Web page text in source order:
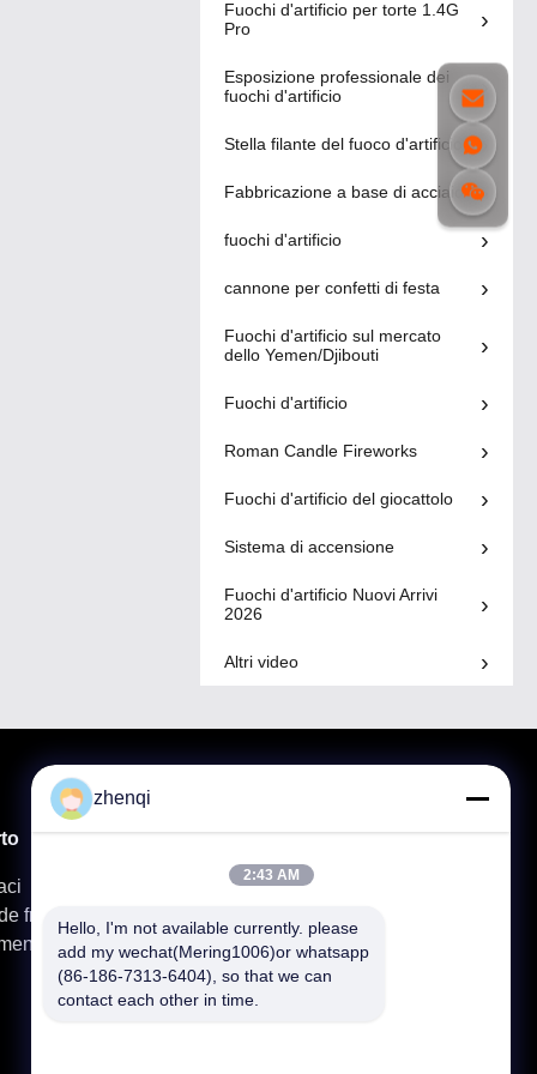
display,
mortaio da 8
pollici
00:23
25 colpi fuochi
Prezzo
economico
all'ingrosso
Colore Fumo
Torta diurna
d'artificio Fumo
smoke fireworks
5" Fireworks
Conchiglie Per
Celebrazione
Conchiglie
Esposizione
professionale dei
00:14
1.3g Display
professionale
Display
professionale 3
Shell 2025
Esposizione
professionale dei
Fuochi d'artificio per torte 1.4G
Pro
Esposizione professionale dei
fuochi d'artificio
Stella filante del fuoco d'artificio
Fabbricazione a base di acciaio
fuochi d'artificio
cannone per confetti di festa
Fuochi d'artificio sul mercato
dello Yemen/Djibouti
Fuochi d'artificio
Roman Candle Fireworks
Fuochi d'artificio del giocattolo
Sistema di accensione
Fuochi d'artificio Nuovi Arrivi
2026
Altri video
frequenti
prodotti
Fuochi D'artificio Del Dolce Del Consumatore
Stella Filante Del Fuoco D'artificio
Esposizione Professionale Dei Fuochi D'artificio
zhenqi
2:43 AM
Hello, I'm not available currently. please
add my wechat(Mering1006)or whatsapp
(86-186-7313-6404), so that we can
contact each other in time.